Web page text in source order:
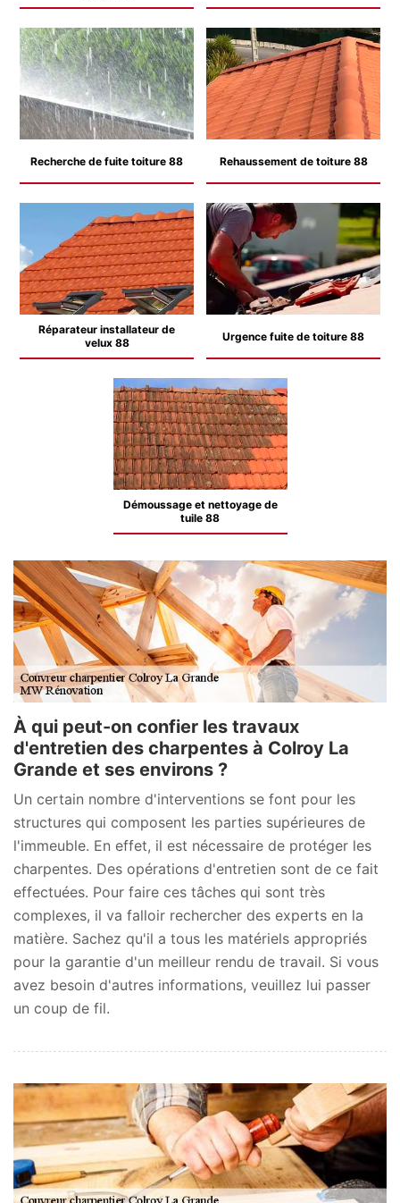
Recherche de fuite toiture 88 Rehaussement de toiture 88
Réparateur installateur de
velux 88
Urgence fuite de toiture 88
Démoussage et nettoyage de
tuile 88
À qui peut-on confier les travaux
d'entretien des charpentes à Colroy La
Grande et ses environs ?
Un certain nombre d'interventions se font pour les
structures qui composent les parties supérieures de
l'immeuble. En effet, il est nécessaire de protéger les
charpentes. Des opérations d'entretien sont de ce fait
effectuées. Pour faire ces tâches qui sont très
complexes, il va falloir rechercher des experts en la
matière. Sachez qu'il a tous les matériels appropriés
pour la garantie d'un meilleur rendu de travail. Si vous
avez besoin d'autres informations, veuillez lui passer
un coup de fil.